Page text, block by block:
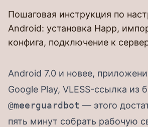
Пошаговая инструкция по
Android: установка Happ,
конфига, подключение к
Android 7.0 и новее,
Google Play, VLESS-ссылка из
@meerguardbot — этого
пять минут собрать рабочую